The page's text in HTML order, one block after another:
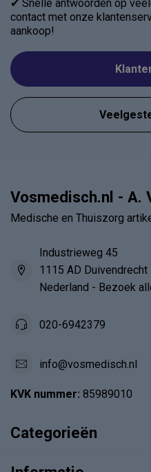
✔ Snelle antwoorden op
contact met onze
aankoop!
Vosmedisch.nl - A.
Medische en Thuiszorg
Industrieweg 45
1115 AD Duivendrecht
Nederland - Bezoek
020-6942379
info@vosmedisch.nl
KVK nummer: 85989010
Categorieën